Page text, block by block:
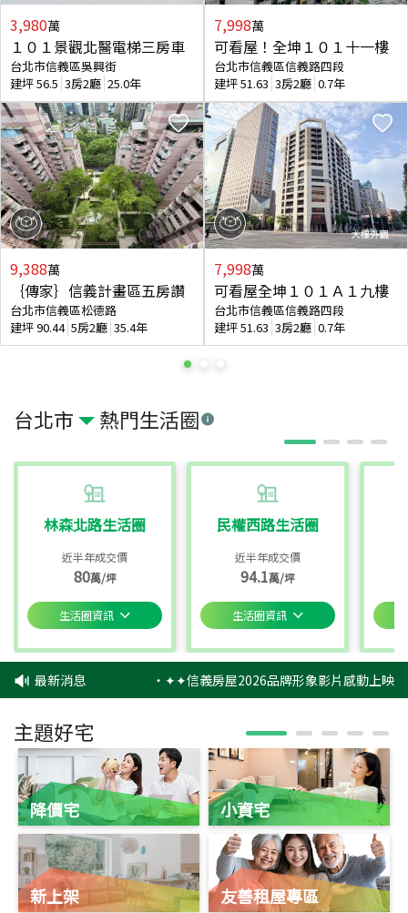
台北市 熱門生活圈
林森北路生活圈
近半年成交價
80萬/坪
生活圈資訊
民權西路生活圈
近半年成交價
94.1萬/坪
生活圈資訊
3,980萬
１０１景觀北醫電梯三房車
台北市信義區吳興街
建坪56.5 3房2廳 25.0年
9,388萬
｛傳家｝信義計畫區五房讚
台北市信義區松德路
建坪90.44 5房2廳 35.4年
7,998萬
可看屋！全坤１０１十一樓
台北市信義區信義路四段
建坪51.63 3房2廳 0.7年
7,998萬
可看屋全坤１０１Ａ１九樓
台北市信義區信義路四段
建坪51.63 3房2廳 0.7年
最新消息 ‧✦✦信義房屋2026品牌形象影片感動上映
主題好宅
降價宅
新上架
小資宅
友善租屋專區